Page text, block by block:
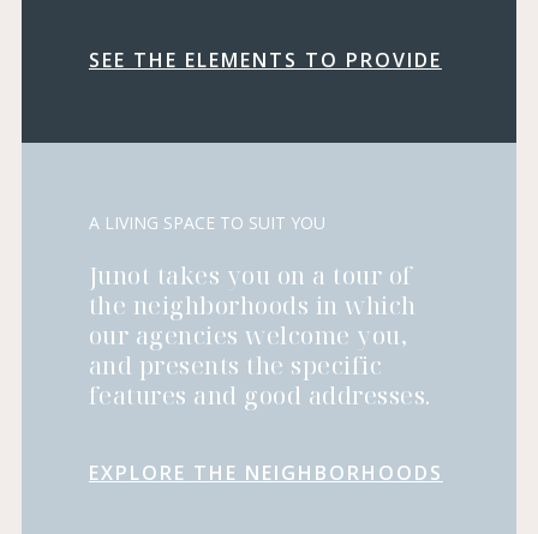
SEE THE ELEMENTS TO PROVIDE
A LIVING SPACE TO SUIT YOU
Junot takes you on a tour of
the neighborhoods in which
our agencies welcome you,
and presents the specific
features and good addresses.
EXPLORE THE NEIGHBORHOODS